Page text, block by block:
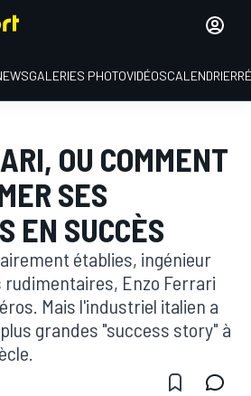
GALERIES PHOTOVIDÉOSCALENDRIER
OU COMMENT
SES
EN SUCCÈS
établies, ingénieur
rudimentaires, Enzo Ferrari
Mais l'industriel italien a
grandes "success story" à